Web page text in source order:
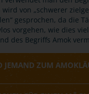
wird von „schwerer
gesprochen, da die
vorgehen, wie dies
des Begriffs Amok
JEMAND ZUM